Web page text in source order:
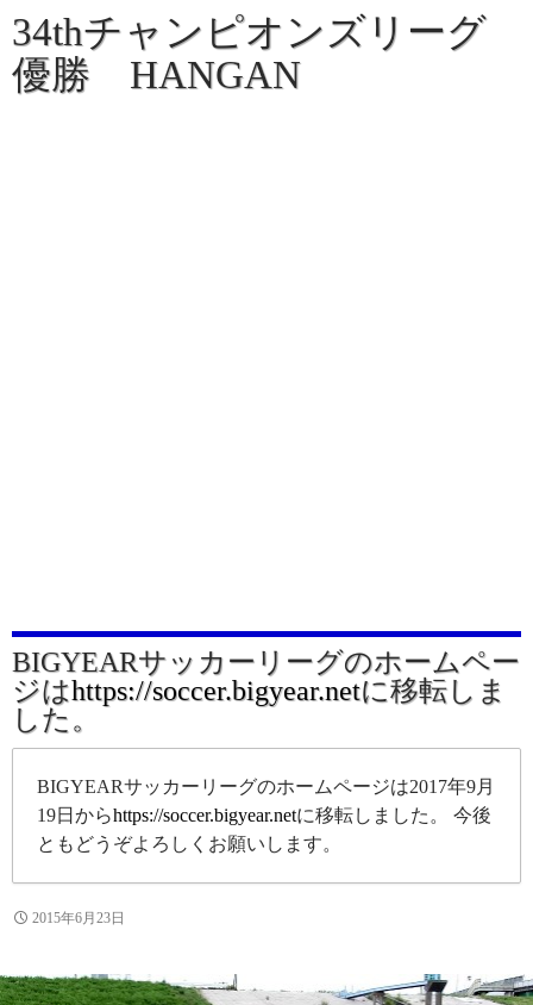
34thチャンピオンズリーグ
優勝 HANGAN
BIGYEARサッカーリーグのホームペー
ジはhttps://soccer.bigyear.netに移転しま
した。
BIGYEARサッカーリーグのホームページは2017年9月
19日からhttps://soccer.bigyear.netに移転しました。 今後
ともどうぞよろしくお願いします。
2015年6月23日